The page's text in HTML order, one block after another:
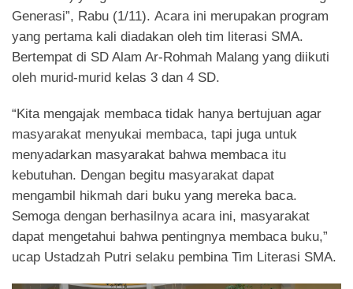
Generasi”, Rabu (1/11). Acara ini merupakan program
yang pertama kali diadakan oleh tim literasi SMA.
Bertempat di SD Alam Ar-Rohmah Malang yang diikuti
oleh murid-murid kelas 3 dan 4 SD.
“Kita mengajak membaca tidak hanya bertujuan agar
masyarakat menyukai membaca, tapi juga untuk
menyadarkan masyarakat bahwa membaca itu
kebutuhan. Dengan begitu masyarakat dapat
mengambil hikmah dari buku yang mereka baca.
Semoga dengan berhasilnya acara ini, masyarakat
dapat mengetahui bahwa pentingnya membaca buku,”
ucap Ustadzah Putri selaku pembina Tim Literasi SMA.